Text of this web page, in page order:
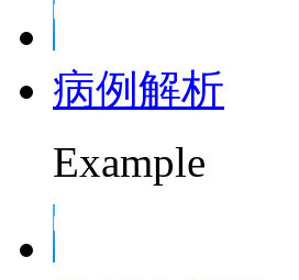
病例解析
Example